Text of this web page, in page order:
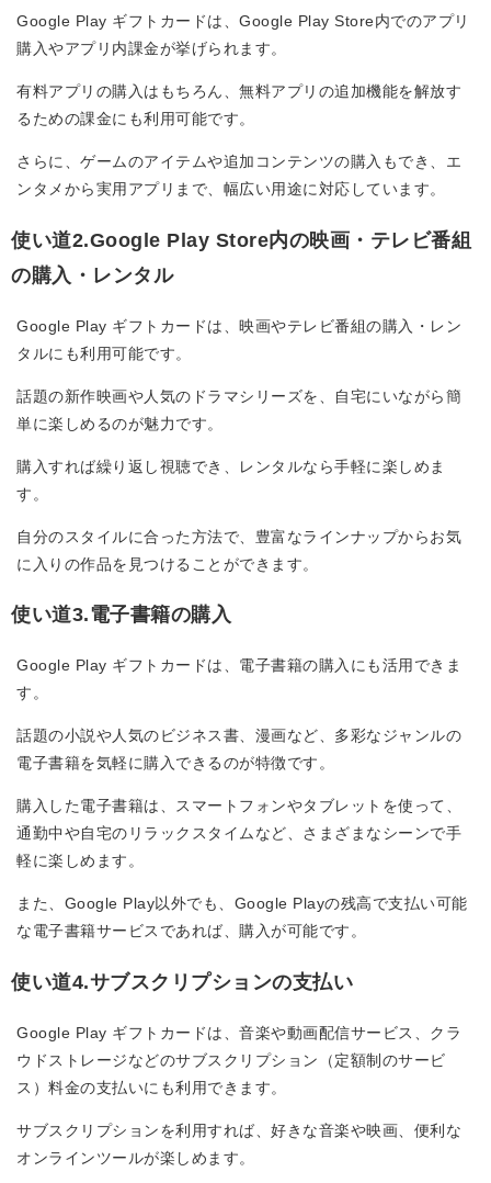
Google Play ギフトカードは、Google Play Store内でのアプリ
購入やアプリ内課金が挙げられます。
有料アプリの購入はもちろん、無料アプリの追加機能を解放す
るための課金にも利用可能です。
さらに、ゲームのアイテムや追加コンテンツの購入もでき、エ
ンタメから実用アプリまで、幅広い用途に対応しています。
使い道2.Google Play Store内の映画・テレビ番組
の購入・レンタル
Google Play ギフトカードは、映画やテレビ番組の購入・レン
タルにも利用可能です。
話題の新作映画や人気のドラマシリーズを、自宅にいながら簡
単に楽しめるのが魅力です。
購入すれば繰り返し視聴でき、レンタルなら手軽に楽しめま
す。
自分のスタイルに合った方法で、豊富なラインナップからお気
に入りの作品を見つけることができます。
使い道3.電子書籍の購入
Google Play ギフトカードは、電子書籍の購入にも活用できま
す。
話題の小説や人気のビジネス書、漫画など、多彩なジャンルの
電子書籍を気軽に購入できるのが特徴です。
購入した電子書籍は、スマートフォンやタブレットを使って、
通勤中や自宅のリラックスタイムなど、さまざまなシーンで手
軽に楽しめます。
また、Google Play以外でも、Google Playの残高で支払い可能
な電子書籍サービスであれば、購入が可能です。
使い道4.サブスクリプションの支払い
Google Play ギフトカードは、音楽や動画配信サービス、クラ
ウドストレージなどのサブスクリプション（定額制のサービ
ス）料金の支払いにも利用できます。
サブスクリプションを利用すれば、好きな音楽や映画、便利な
オンラインツールが楽しめます。